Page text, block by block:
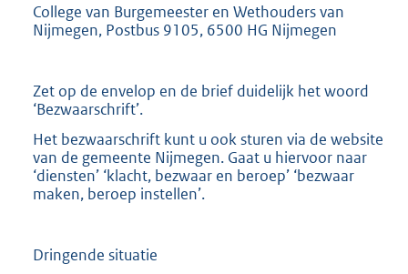
College van Burgemeester en Wethouders van
Nijmegen, Postbus 9105, 6500 HG Nijmegen
Zet op de envelop en de brief duidelijk het woord
‘Bezwaarschrift’.
Het bezwaarschrift kunt u ook sturen via de website
van de gemeente Nijmegen. Gaat u hiervoor naar
‘diensten’ ‘klacht, bezwaar en beroep’ ‘bezwaar
maken, beroep instellen’.
Dringende situatie